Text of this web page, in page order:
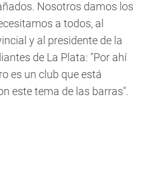
Nosotros damos los
a todos, al
y al presidente de la
de La Plata: "Por ahí
es un club que está
este tema de las barras".